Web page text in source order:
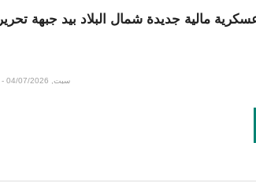
مالية جديدة شمال البلاد بيد جبهة تحرير
سبت, 04/07/2026 - 12:36